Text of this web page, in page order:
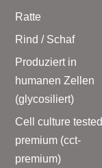
Ratte
Rind / Schaf
Produziert in
humanen Zellen
(glycosiliert)
Cell culture tested
premium (cct-
premium)